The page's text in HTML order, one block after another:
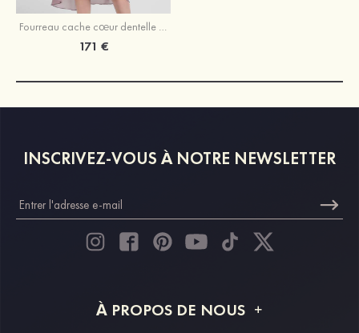
Fourreau cache cœur dentelle longueur genou robe de mère de la mariée avec veste
171 €
INSCRIVEZ-VOUS À NOTRE NEWSLETTER
À PROPOS DE NOUS